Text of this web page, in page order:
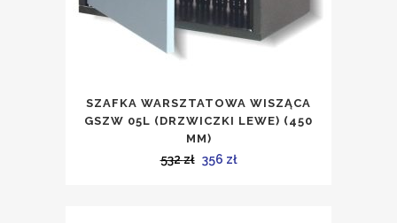
SZAFKA WARSZTATOWA WISZĄCA
GSZW 05L (DRZWICZKI LEWE) (450
MM)
532zł Pierwotna
356 złAktualna